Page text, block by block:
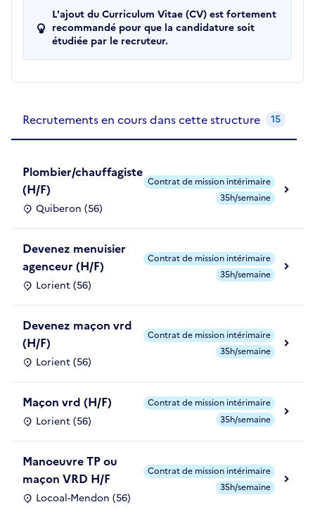
L'ajout du Curriculum Vitae (CV) est fortement
recommandé pour que la candidature soit
étudiée par le recruteur.
Recrutements en cours dans cette structure 15
Plombier/chauffagiste
(H/F)
Quiberon (56)
Contrat de mission intérimaire
35h/semaine
Devenez menuisier
agenceur (H/F)
Lorient (56)
Contrat de mission intérimaire
35h/semaine
Devenez maçon vrd
(H/F)
Lorient (56)
Contrat de mission intérimaire
35h/semaine
Maçon vrd (H/F)
Lorient (56)
Contrat de mission intérimaire
35h/semaine
Manoeuvre TP ou
maçon VRD H/F
Locoal-Mendon (56)
Contrat de mission intérimaire
35h/semaine